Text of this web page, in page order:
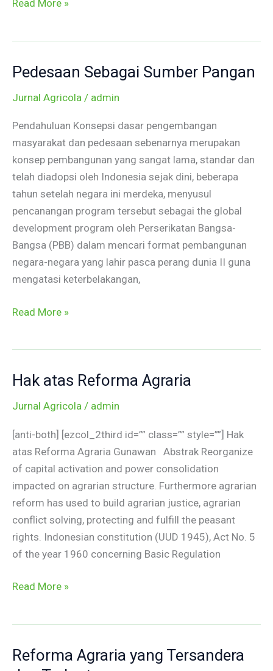
Read More »
Pedesaan Sebagai Sumber Pangan
Jurnal Agricola / admin
Pendahuluan Konsepsi dasar pengembangan
masyarakat dan pedesaan sebenarnya merupakan
konsep pembangunan yang sangat lama, standar dan
telah diadopsi oleh Indonesia sejak dini, beberapa
tahun setelah negara ini merdeka, menyusul
pencanangan program tersebut sebagai the global
development program oleh Perserikatan Bangsa-
Bangsa (PBB) dalam mencari format pembangunan
negara-negara yang lahir pasca perang dunia II guna
mengatasi keterbelakangan,
Pedesaan
Sumber
Pangan
Read More »
Hak atas Reforma Agraria
Jurnal Agricola / admin
[anti-both] [ezcol_2third id=”” class=”” style=””] Hak
atas Reforma Agraria Gunawan Abstrak Reorganize
of capital activation and power consolidation
impacted on agrarian structure. Furthermore agrarian
reform has used to build agrarian justice, agrarian
conflict solving, protecting and fulfill the peasant
rights. Indonesian constitution (UUD 1945), Act No. 5
of the year 1960 concerning Basic Regulation
Hak
Reforma
Agraria
Read More »
Reforma Agraria yang Tersandera
Reforma